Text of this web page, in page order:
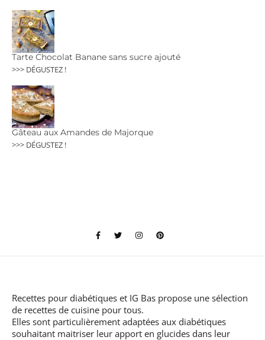
Tarte Chocolat Banane sans sucre ajouté
>>> DÉGUSTEZ !
Gâteau aux Amandes de Majorque
>>> DÉGUSTEZ !
Recettes pour diabétiques et IG Bas propose une sélection
de recettes de cuisine pour tous.
Elles sont particulièrement adaptées aux diabétiques
souhaitant maitriser leur apport en glucides dans leur